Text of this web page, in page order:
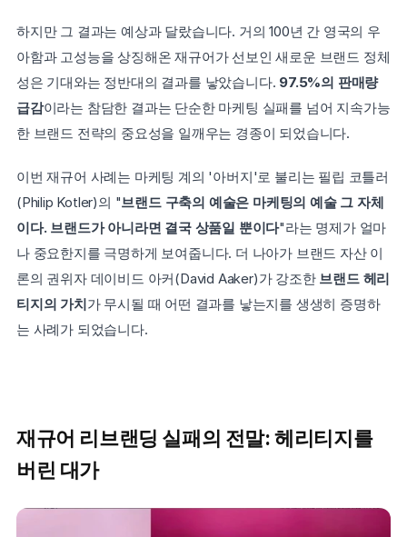
하지만 그 결과는 예상과 달랐습니다. 거의 100년 간 영국의 우
아함과 고성능을 상징해온 재규어가 선보인 새로운 브랜드 정체
성은 기대와는 정반대의 결과를 낳았습니다. 97.5%의 판매량
급감이라는 참담한 결과는 단순한 마케팅 실패를 넘어 지속가능
한 브랜드 전략의 중요성을 일깨우는 경종이 되었습니다.
이번 재규어 사례는 마케팅 계의 '아버지'로 불리는 필립 코틀러
(Philip Kotler)의 "브랜드 구축의 예술은 마케팅의 예술 그 자체
이다. 브랜드가 아니라면 결국 상품일 뿐이다"라는 명제가 얼마
나 중요한지를 극명하게 보여줍니다. 더 나아가 브랜드 자산 이
론의 권위자 데이비드 아커(David Aaker)가 강조한 브랜드 헤리
티지의 가치가 무시될 때 어떤 결과를 낳는지를 생생히 증명하
는 사례가 되었습니다.
재규어 리브랜딩 실패의 전말: 헤리티지를
버린 대가